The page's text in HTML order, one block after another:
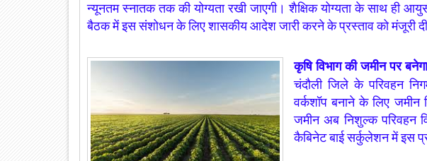
न्यूनतम स्नातक तक की योग्यता रखी जाएगी। शैक्षिक योग्यता के साथ ही
बैठक में इस संशोधन के लिए शासकीय आदेश जारी करने के प्रस्ताव को मंजूरी
कृषि विभाग की जमीन पर
चंदौली जिले के परिवहन
वर्कशॉप बनाने के लिए जमीन
जमीन अब निशुल्क परिवहन
कैबिनेट बाई सर्कुलेशन में इस